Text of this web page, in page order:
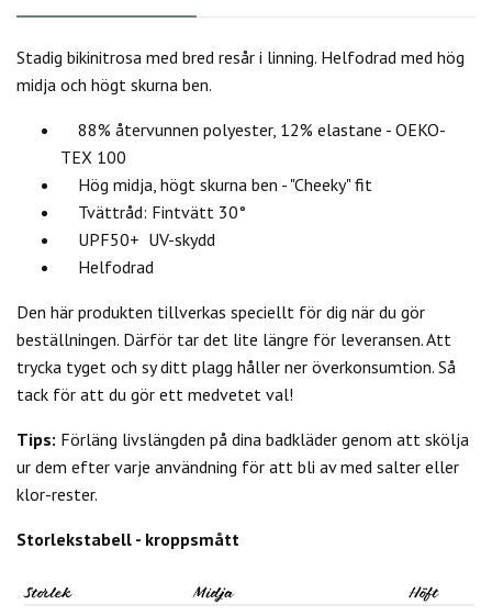
Stadig bikinitrosa med bred resår i linning. Helfodrad med hög
midja och högt skurna ben.
88% återvunnen polyester, 12% elastane - OEKO-
TEX 100
Hög midja, högt skurna ben - "Cheeky" fit
Tvättråd: Fintvätt 30°
UPF50+ UV-skydd
Helfodrad
Den här produkten tillverkas speciellt för dig när du gör
beställningen. Därför tar det lite längre för leveransen. Att
trycka tyget och sy ditt plagg håller ner överkonsumtion. Så
tack för att du gör ett medvetet val!
Tips: Förläng livslängden på dina badkläder genom att skölja
ur dem efter varje användning för att bli av med salter eller
klor-rester.
Storlekstabell - kroppsmått